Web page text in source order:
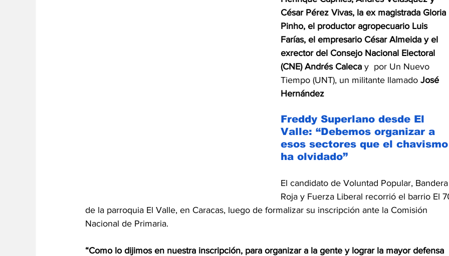
César Pérez Vivas, la ex magistrada Gloria
Pinho, el productor agropecuario Luis
Farías, el empresario César Almeida y el
exrector del Consejo Nacional Electoral
(CNE) Andrés Caleca y  por Un Nuevo
Tiempo (UNT), un militante llamado José
Hernández
Freddy Superlano desde El
Valle: “Debemos organizar a
esos sectores que el
ha olvidado”
El candidato de Voluntad Popular,
Roja y Fuerza Liberal recorrió el barrio El
de la parroquia El Valle, en Caracas, luego de formalizar su inscripción ante la Comisión
Nacional de Primaria.
“Como lo dijimos en nuestra inscripción, para organizar a la gente y lograr la mayor defensa